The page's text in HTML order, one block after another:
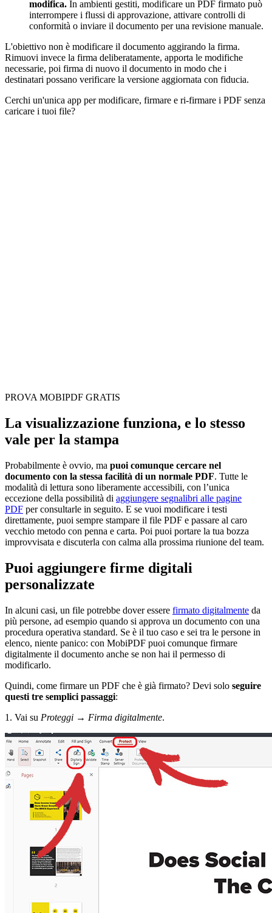
modifica. In ambienti gestiti, modificare un PDF firmato può
interrompere i flussi di approvazione, attivare controlli di
conformità o inviare il documento per una revisione manuale.
L'obiettivo non è modificare il documento aggirando la firma.
Rimuovi invece la firma deliberatamente, apporta le modifiche
necessarie, poi firma di nuovo il documento in modo che i
destinatari possano verificare la versione aggiornata con fiducia.
Cerchi un'unica app per modificare, firmare e ri-firmare i PDF senza
caricare i tuoi file?
PROVA MOBIPDF GRATIS
La visualizzazione funziona, e lo stesso
vale per la stampa
Probabilmente è ovvio, ma puoi comunque cercare nel
documento con la stessa facilità di un normale PDF. Tutte le
modalità di lettura sono liberamente accessibili, con l’unica
eccezione della possibilità di aggiungere segnalibri alle pagine
PDF per consultarle in seguito. E se vuoi modificare i testi
direttamente, puoi sempre stampare il file PDF e passare al caro
vecchio metodo con penna e carta. Poi puoi portare la tua bozza
improvvisata e discuterla con calma alla prossima riunione del team.
Puoi aggiungere firme digitali
personalizzate
In alcuni casi, un file potrebbe dover essere firmato digitalmente da
più persone, ad esempio quando si approva un documento con una
procedura operativa standard. Se è il tuo caso e sei tra le persone in
elenco, niente panico: con MobiPDF puoi comunque firmare
digitalmente il documento anche se non hai il permesso di
modificarlo.
Quindi, come firmare un PDF che è già firmato? Devi solo seguire
questi tre semplici passaggi:
1. Vai su Proteggi → Firma digitalmente.